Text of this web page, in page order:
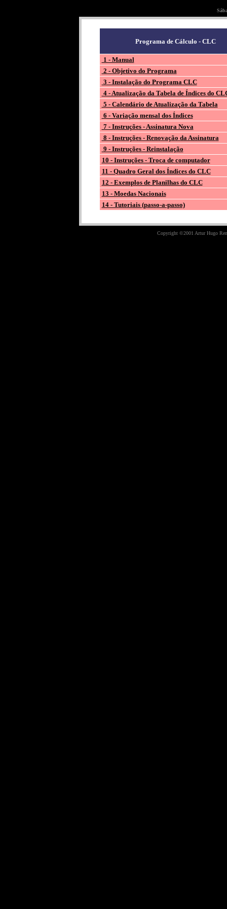
Programa de Cálculo - CLC
1 - Manual
2 - Objetivo do Programa
3 - Instalação do Programa CLC
4 - Atualização da Tabela de Índices do
5 - Calendário de Atualização da Tabela
6 - Variação mensal dos Índices
7 - Instruções - Assinatura Nova
8 - Instruções - Renovação da Assinatura
9 - Instruções - Reinstalação
10 - Instruções - Troca de computador
11 - Quadro Geral dos Índices do CLC
12 - Exemplos de Planilhas do CLC
13 - Moedas Nacionais
14 - Tutoriais (passo-a-passo)
Copyright ©2001 Artur Hugo